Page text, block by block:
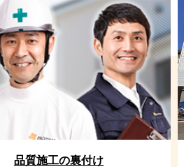
品質施工の裏付け